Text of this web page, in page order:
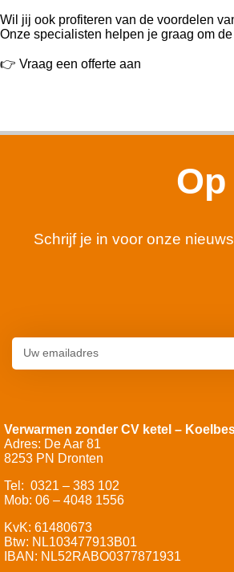
Wil jij ook profiteren van de voordelen
Onze specialisten helpen je graag om
👉 Vraag een offerte aan
Schrijf je in voor onze
Verwarmen zonder CV ketel –
Adres: De Aar 81
8253 PN Dronten
Tel: 0321 – 383 102
Mob: 06 – 4048 1556
KvK: 61480673
Btw: NL103477913B01
IBAN: NL52RABO0377871931